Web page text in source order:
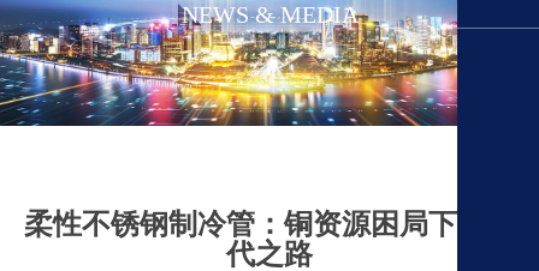
NEWS & MEDIA
柔性不锈钢制冷管：铜资源困局下的替
代之路